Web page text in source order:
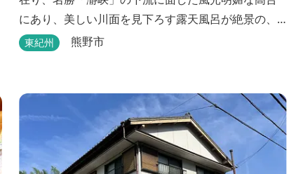
にあり、美しい川面を見下ろす露天風呂が絶景の、
静かにゆっくりとお過ごしいただくことができる温
（熊野三山）、玉置神社が近くに点在し、和歌山・
奈良の遺産や名所からも近いことから観光アクセス
には大変便利な立地と...
東紀州 熊野市